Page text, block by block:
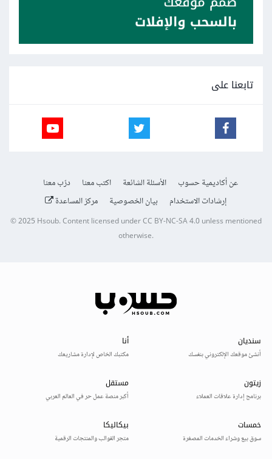
تابعنا على
عن أكاديمية حسوب الأسئلة الشائعة اكتب معنا
درّب معنا
إرشادات الاستخدام
بيان الخصوصية مركز المساعدة
© 2025Hsoub.Content licensed underCC BY-NC-SA 4.0unless mentioned
otherwise.